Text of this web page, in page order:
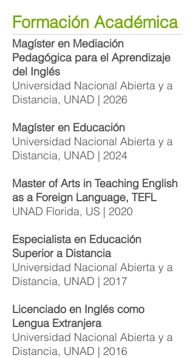
Formación Académica
Magíster en Mediación
Pedagógica para el Aprendizaje
del Inglés
Universidad Nacional Abierta y a
Distancia, UNAD | 2026
Magíster en Educación
Universidad Nacional Abierta y a
Distancia, UNAD | 2024
Master of Arts in Teaching English
as a Foreign Language, TEFL
UNAD Florida, US | 2020
Especialista en Educación
Superior a Distancia
Universidad Nacional Abierta y a
Distancia, UNAD | 2017
Licenciado en Inglés como
Lengua Extranjera
Universidad Nacional Abierta y a
Distancia, UNAD | 2016